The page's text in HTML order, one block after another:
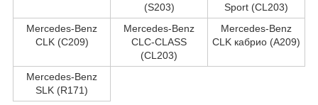
(S203)
Sport (CL203)
Mercedes-Benz
CLK (C209)
Mercedes-Benz
CLC-CLASS
(CL203)
Mercedes-Benz
CLK кабрио (A209)
Mercedes-Benz
SLK (R171)